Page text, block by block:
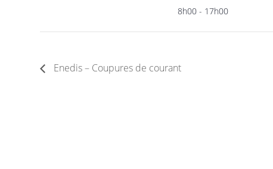
8h00 - 17h00
Enedis – Coupures de courant